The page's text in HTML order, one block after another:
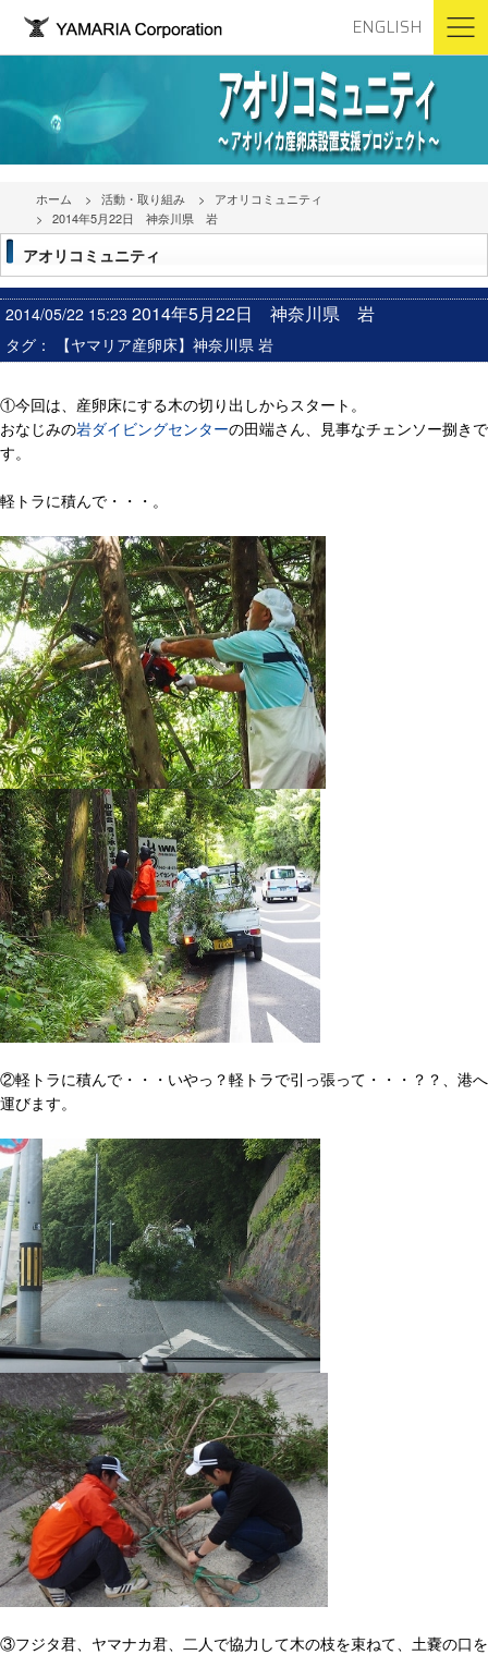
ENGLISH
ホーム 活動・取り組み
アオリコミュニティ
2014年5月22日 神奈川県 岩
アオリコミュニティ
2014/05/22 15:23 2014年5月22日 神奈川県 岩
タグ： 【ヤマリア産卵床】神奈川県 岩
①今回は、産卵床にする木の切り出しからスタート。
おなじみの岩ダイビングセンターの田端さん、見事なチェンソー捌きで
す。
軽トラに積んで・・・。
②軽トラに積んで・・・いやっ？軽トラで引っ張って・・・？？、港へ
運びます。
③フジタ君、ヤマナカ君、二人で協力して木の枝を束ねて、土嚢の口を